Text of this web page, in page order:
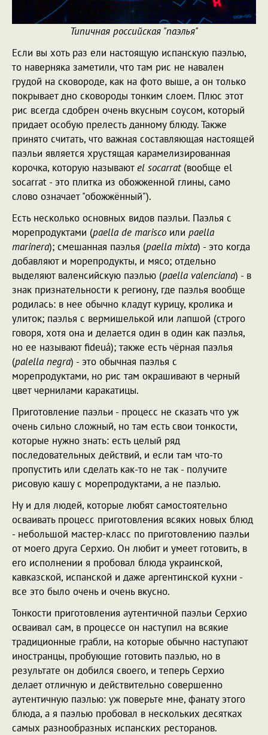
Типичная российская "паэлья"
Если вы хоть раз ели настоящую испанскую паэлью,
то наверняка заметили, что там рис не навален
грудой на сковороде, как на фото выше, а он только
покрывает дно сковороды тонким слоем. Плюс этот
рис всегда сдобрен очень вкусным соусом, который
придает особую прелесть данному блюду. Также
принято считать, что важная составляющая настоящей
паэльи является хрустящая карамелизированная
корочка, которую называютel socarrat(вообще el
socarrat - это плитка из обожженной глины, само
слово означает "обожжённый").
Есть несколько основных видов паэльи. Паэлья с
морепродуктами (paella de marisco или paella
marinera); смешанная паэлья (paella mixta) - это когда
добавляют и морепродукты, и мясо; отдельно
выделяют валенсийскую паэлью (paella valenciana) - в
знак признательности к региону, где паэлья вообще
родилась: в нее обычно кладут курицу, кролика и
улиток; паэлья с вермишелькой или лапшой (строго
говоря, хотя она и делается один в один как паэлья,
но ее называют fideuá); также есть чёрная паэлья
(palella negra) - это обычная паэлья с
морепродуктами, но рис там окрашивают в черный
цвет чернилами каракатицы.
Приготовление паэльи - процесс не сказать что уж
очень сильно сложный, но там есть свои тонкости,
которые нужно знать: есть целый ряд
последовательных действий, и если там что-то
пропустить или сделать как-то не так - получите
рисовую кашу с морепродуктами, а не паэлью.
Ну и для людей, которые любят самостоятельно
осваивать процесс приготовления всяких новых блюд
- небольшой мастер-класс по приготовлению паэльи
от моего друга Серхио. Он любит и умеет готовить, в
его исполнении я пробовал блюда украинской,
кавказской, испанской и даже аргентинской кухни -
все это было очень и очень вкусно.
Тонкости приготовления аутентичной паэльи Серхио
осваивал сам, в процессе он наступил на всякие
традиционные грабли, на которые обычно наступают
иностранцы, пробующие готовить паэлью, но в
результате он добился своего, и теперь Серхио
делает отличную и действительно совершенно
аутентичную паэлью: уж поверьте мне, фанату этого
блюда, а я паэлью пробовал в нескольких десятках
самых разнообразных испанских ресторанов.